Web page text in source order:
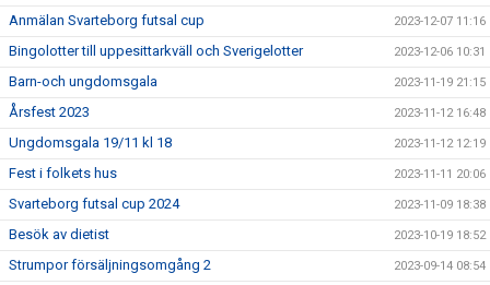
Anmälan Svarteborg futsal cup 2023-12-07 11:16
Bingolotter till uppesittarkväll och Sverigelotter 2023-12-06 10:31
Barn-och ungdomsgala 2023-11-19 21:15
Årsfest 2023 2023-11-12 16:48
Ungdomsgala 19/11 kl 18 2023-11-12 12:19
Fest i folkets hus 2023-11-11 20:06
Svarteborg futsal cup 2024 2023-11-09 18:38
Besök av dietist 2023-10-19 18:52
Strumpor försäljningsomgång 2 2023-09-14 08:54